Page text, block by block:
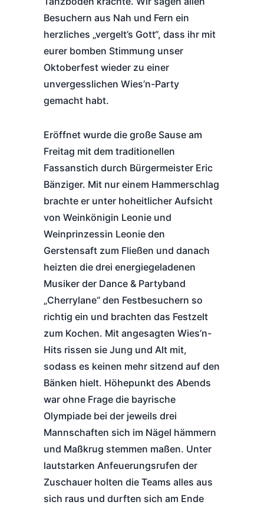
Besuchern aus Nah und Fern ein
herzliches „vergelt’s Gott“, dass ihr mit
eurer bomben Stimmung unser
Oktoberfest wieder zu einer
unvergesslichen Wies’n-Party
gemacht habt.
Eröffnet wurde die große Sause am
Freitag mit dem traditionellen
Fassanstich durch Bürgermeister Eric
Bänziger. Mit nur einem Hammerschlag
brachte er unter hoheitlicher Aufsicht
von Weinkönigin Leonie und
Weinprinzessin Leonie den
Gerstensaft zum Fließen und danach
heizten die drei energiegeladenen
Musiker der Dance & Partyband
„Cherrylane“ den Festbesuchern so
richtig ein und brachten das Festzelt
zum Kochen. Mit angesagten Wies’n-
Hits rissen sie Jung und Alt mit,
sodass es keinen mehr sitzend auf den
Bänken hielt. Höhepunkt des Abends
war ohne Frage die bayrische
Olympiade bei der jeweils drei
Mannschaften sich im Nägel hämmern
und Maßkrug stemmen maßen. Unter
lautstarken Anfeuerungsrufen der
Zuschauer holten die Teams alles aus
sich raus und durften sich am Ende